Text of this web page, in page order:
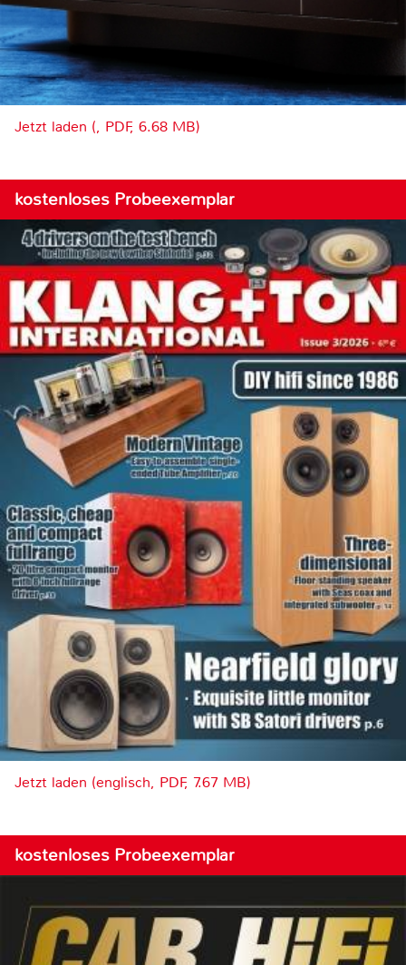
Jetzt laden (, PDF, 6.68 MB)
kostenloses Probeexemplar
Jetzt laden (englisch, PDF, 7.67 MB)
kostenloses Probeexemplar